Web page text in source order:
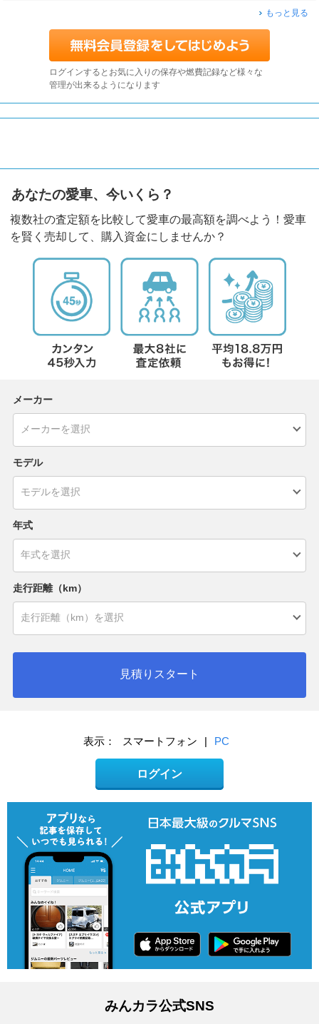
もっと見る
ログインするとお気に入りの保存や燃費記録など様々な
管理が出来るようになります
あなたの愛車、今いくら？
複数社の査定額を比較して愛車の最高額を調べよう！愛車
を賢く売却して、購入資金にしませんか？
メーカー
モデル
年式
走行距離（km）
見積りスタート
表示： スマートフォン | PC
ログイン
みんカラ公式SNS